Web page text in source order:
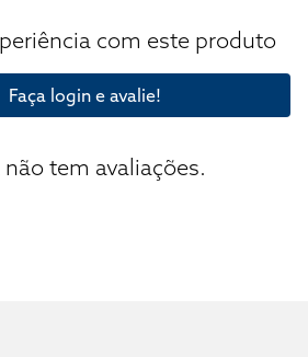
com este produto
Faça login e avalie!
tem avaliações.